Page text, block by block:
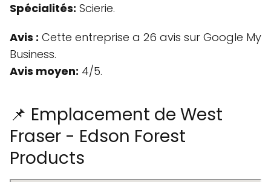
Spécialités: Scierie.
Avis : Cette entreprise a 26 avis sur Google My
Business.
Avis moyen: 4/5.
📌 Emplacement de West
Fraser - Edson Forest
Products